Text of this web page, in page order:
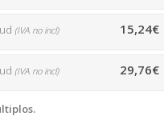
15,24€
(IVA no incl)
29,76€
(IVA no incl)